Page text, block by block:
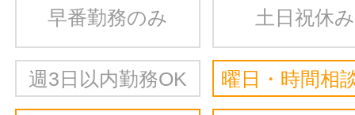
早番勤務のみ 土日祝休み
週3日以内勤務OK 曜日・時間相